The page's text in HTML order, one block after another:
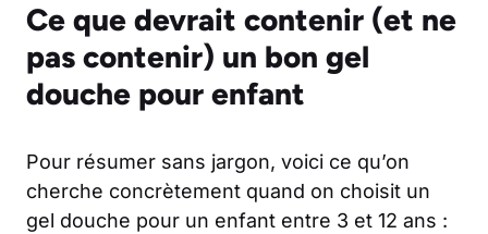
Ce que devrait contenir (et ne
pas contenir) un bon gel
douche pour enfant
Pour résumer sans jargon, voici ce qu’on
cherche concrètement quand on choisit un
gel douche pour un enfant entre 3 et 12 ans :